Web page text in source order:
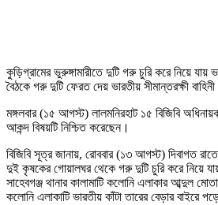
কুড়িগ্রামের ভুরুঙ্গামারীতে দুটি গরু চুরি করে নিয়ে
বৈঠকে গরু দুটি ফেরত দেয় ভারতীয় সীমান্তরক্ষী
মঙ্গলবার (১৫ আগস্ট) লালমনিরহাট ১৫ বিজিবি
আকন্দ বিষয়টি নিশ্চিত করেছেন।
বিজিবি সূত্র জানায়, রোববার (১৩ আগস্ট) দিবাগত
দুই কৃষকের গোয়ালঘর থেকে গরু দুটি চুরি করে নিয়ে
সাহেবগঞ্জ থানার কালামাটি কলোনি এলাকার আব্দুল
কলোনি এলাকাটি ভারতীয় কাঁটা তারের বেড়ার বাইরে